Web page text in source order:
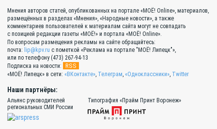
Мнения авторов статей, опубликованных на портале «МОЁ! Online», материалов,
размещённых в разделах «Мнения», «Народные новости», а также
комментариев пользователей к материалам сайта могут не совпадать
с позицией редакции газеты «МОЁ!» и портала «МОЁ! Online».
По вопросам размещения рекламы на сайте обращайтесь:
почта: lip@kpv.ru с пометкой «Реклама на портале "МОЁ! Липецк"»,
или по телефону (473) 267-94-13
Подписка на новости:
RSS
«МОЁ! Липецк» в сети: «ВКонтакте», Телеграм, «Одноклассники», Twitter
Наши партнёры:
Альянс руководителей
региональных СМИ России
Типография «Прайм Принт Воронеж»